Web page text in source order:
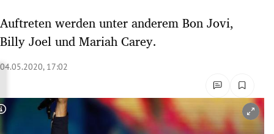
Untermenü
Auftreten werden unter anderem Bon Jovi,
Billy Joel und Mariah Carey.
04.05.2020, 17:02
Copyright-Hinweis öffnen/schließen